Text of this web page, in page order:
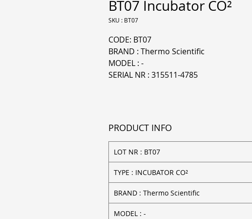
BT07 Incubator CO²
SKU : BT07
CODE: BT07
BRAND : Thermo Scientific
MODEL : -
SERIAL NR : 315511-4785
PRODUCT INFO
LOT NR : BT07
TYPE : INCUBATOR CO²
BRAND : Thermo Scientific
MODEL : -